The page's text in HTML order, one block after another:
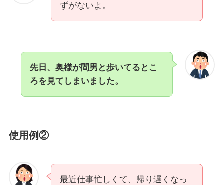
ずがないよ。
先日、奥様が間男と歩いてるとこ
ろを見てしまいました。
使用例②
最近仕事忙しくて、帰り遅くなっ